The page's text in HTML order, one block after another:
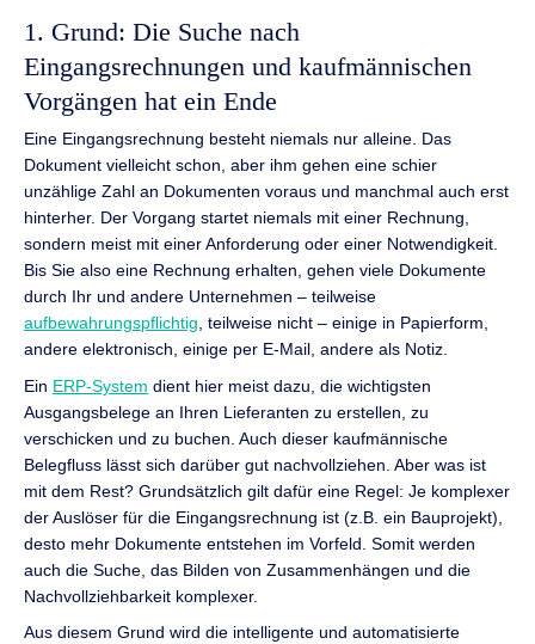
1. Grund: Die Suche nach
Eingangsrechnungen und kaufmännischen
Vorgängen hat ein Ende
Eine Eingangsrechnung besteht niemals nur alleine. Das
Dokument vielleicht schon, aber ihm gehen eine schier
unzählige Zahl an Dokumenten voraus und manchmal auch erst
hinterher. Der Vorgang startet niemals mit einer Rechnung,
sondern meist mit einer Anforderung oder einer Notwendigkeit.
Bis Sie also eine Rechnung erhalten, gehen viele Dokumente
durch Ihr und andere Unternehmen – teilweise
aufbewahrungspflichtig, teilweise nicht – einige in Papierform,
andere elektronisch, einige per E-Mail, andere als Notiz.
Ein ERP-System dient hier meist dazu, die wichtigsten
Ausgangsbelege an Ihren Lieferanten zu erstellen, zu
verschicken und zu buchen. Auch dieser kaufmännische
Belegfluss lässt sich darüber gut nachvollziehen. Aber was ist
mit dem Rest? Grundsätzlich gilt dafür eine Regel: Je komplexer
der Auslöser für die Eingangsrechnung ist (z.B. ein Bauprojekt),
desto mehr Dokumente entstehen im Vorfeld. Somit werden
auch die Suche, das Bilden von Zusammenhängen und die
Nachvollziehbarkeit komplexer.
Aus diesem Grund wird die intelligente und automatisierte